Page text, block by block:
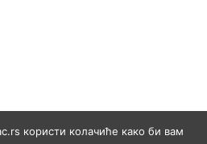
користи колачиће како би вам